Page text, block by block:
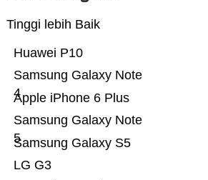
Tinggi lebih Baik
LG G3
Samsung Galaxy S5
Samsung Galaxy Note
5
Apple iPhone 6 Plus
Samsung Galaxy Note
4
Huawei P10